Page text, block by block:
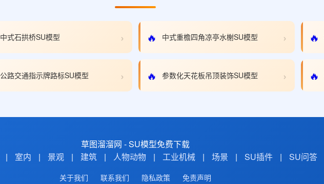
中式石拱桥SU模型 › 🔥 中式重檐四角凉亭水榭SU模型 › 🔥
公路交通指示牌路标SU模型 › 🔥 参数化天花板吊顶装饰SU模型 › 🔥
草图溜溜网 - SU模型免费下载
| 室内 | 景观 | 建筑 | 人物动物 | 工业机械 | 场景 | SU插件 | SU问答
关于我们 联系我们 隐私政策 免责声明